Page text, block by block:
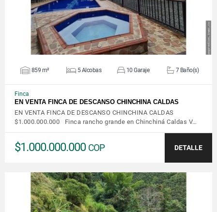
859 m² 5 Alcobas 10 Garaje 7 Baño(s)
Finca
EN VENTA FINCA DE DESCANSO CHINCHINA CALDAS
EN VENTA FINCA DE DESCANSO CHINCHINA CALDAS
$1.000.000.000 Finca rancho grande en Chinchiná Caldas V…
$1.000.000.000 COP DETALLE